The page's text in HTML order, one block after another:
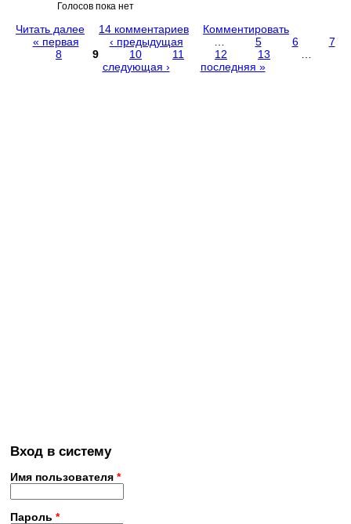
Голосов пока нет
Читать далее 14 комментариев Комментировать
Страницы
« первая ‹ предыдущая … 5 6
7
8
9 10 11 12 13
…
следующая ›
последняя »
Вход в систему
Имя пользователя *
Пароль *